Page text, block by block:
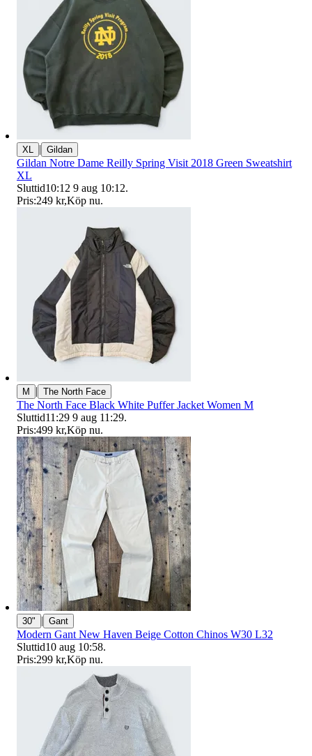
XL | Gildan
Gildan Notre Dame Reilly Spring Visit 2018 Green Sweatshirt
XL
Sluttid10:12 9 aug 10:12.
Pris:249 kr,Köp nu.
M | The North Face
The North Face Black White Puffer Jacket Women M
Sluttid11:29 9 aug 11:29.
Pris:499 kr,Köp nu.
30" | Gant
Modern Gant New Haven Beige Cotton Chinos W30 L32
Sluttid10 aug 10:58.
Pris:299 kr,Köp nu.